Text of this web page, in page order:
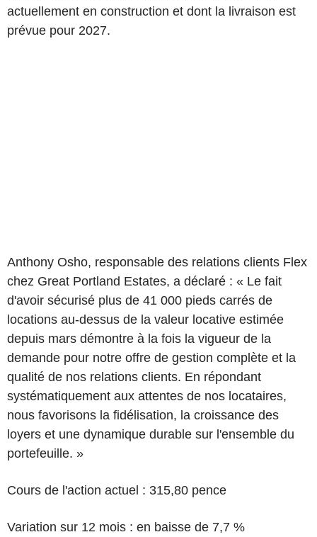
actuellement en construction et dont la livraison est
prévue pour 2027.
Anthony Osho, responsable des relations clients Flex
chez Great Portland Estates, a déclaré : « Le fait
d'avoir sécurisé plus de 41 000 pieds carrés de
locations au-dessus de la valeur locative estimée
depuis mars démontre à la fois la vigueur de la
demande pour notre offre de gestion complète et la
qualité de nos relations clients. En répondant
systématiquement aux attentes de nos locataires,
nous favorisons la fidélisation, la croissance des
loyers et une dynamique durable sur l'ensemble du
portefeuille. »
Cours de l'action actuel : 315,80 pence
Variation sur 12 mois : en baisse de 7,7 %